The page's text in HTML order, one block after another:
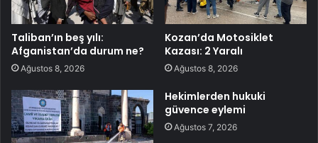
Taliban’ın beş yılı:
Afganistan’da durum ne?
Ağustos 8, 2026
Kozan’da Motosiklet
Kazası: 2 Yaralı
Ağustos 8, 2026
Hekimlerden hukuki
güvence eylemi
Ağustos 7, 2026